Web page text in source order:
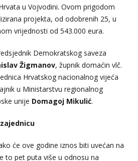
u Vojvodini. Ovom prigodom
projekta, od odobrenih 25, u
vrijednosti od 543.000 eura.
Demokratskog saveza
Žigmanov, župnik domaćin vlč.
Hrvatskog nacionalnog vijeća
u Ministarstvu regionalnog
unije Domagoj Mikulić.
će ove godine iznos biti uvećan na
to pet puta više u odnosu na